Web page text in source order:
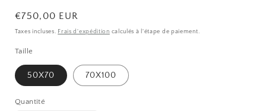
Prix
habituel
€750,00 EUR
Taxes incluses. Frais d'expédition calculés à l'étape de paiement.
Taille
50X70 70X100
Quantité